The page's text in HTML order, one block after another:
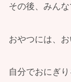
その後、みん
おやつには、
自分でおにぎ